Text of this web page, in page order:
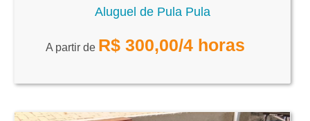
Aluguel de Pula Pula
A partir de R$ 300,00/4 horas